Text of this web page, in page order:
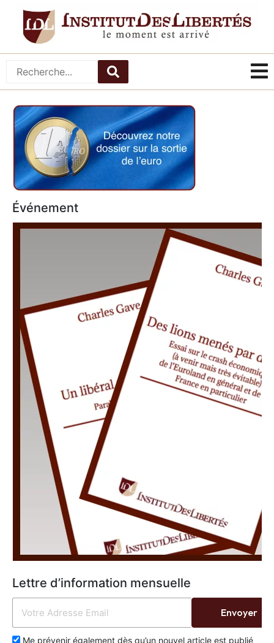
Événement
Lettre d’information mensuelle
Me prévenir également dès qu’un nouvel article est publié
Envoyer